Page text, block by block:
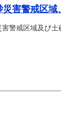
災害警戒区域
害警戒区域及び土